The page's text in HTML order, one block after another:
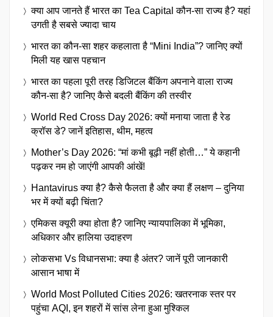
क्या आप जानते हैं भारत का Tea Capital कौन-सा राज्य है? यहां
उगती है सबसे ज्यादा चाय
भारत का कौन-सा शहर कहलाता है “Mini India”? जानिए क्यों
मिली यह खास पहचान
भारत का पहला पूरी तरह डिजिटल बैंकिंग अपनाने वाला राज्य
कौन-सा है? जानिए कैसे बदली बैंकिंग की तस्वीर
World Red Cross Day 2026: क्यों मनाया जाता है रेड
क्रॉस डे? जानें इतिहास, थीम, महत्व
Mother’s Day 2026: “मां कभी बूढ़ी नहीं होती…” ये कहानी
पढ़कर नम हो जाएंगी आपकी आंखें!
Hantavirus क्या है? कैसे फैलता है और क्या हैं लक्षण – दुनिया
भर में क्यों बढ़ी चिंता?
एमिकस क्यूरी क्या होता है? जानिए न्यायपालिका में भूमिका,
अधिकार और हालिया उदाहरण
लोकसभा Vs विधानसभा: क्या है अंतर? जानें पूरी जानकारी
आसान भाषा में
World Most Polluted Cities 2026: खतरनाक स्तर पर
पहुंचा AQI, इन शहरों में सांस लेना हुआ मुश्किल